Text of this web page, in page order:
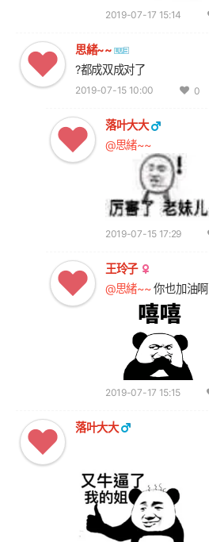
2019-07-17 15:14
思緒~~
?都成双成对了
2019-07-15 10:00 0
落叶大大
@思緒~~
2019-07-15 17:29
王玲子
@思緒~~ 你也加油啊
2019-07-17 15:15
落叶大大